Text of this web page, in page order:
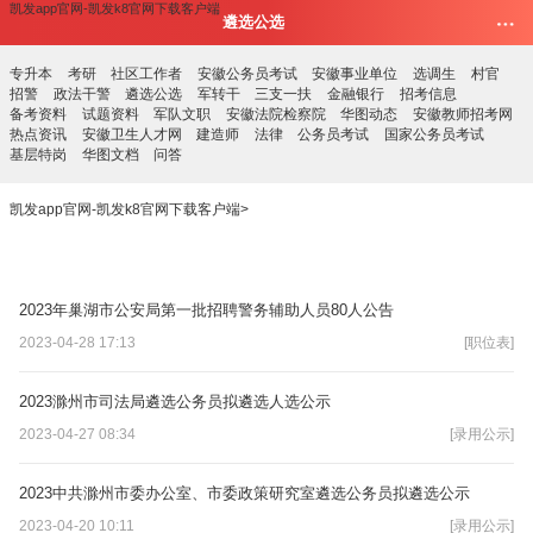
凯发app官网-凯发k8官网下载客户端
遴选公选
专升本 考研 社区工作者 安徽公务员考试 安徽事业单位 选调生
村官
招警
政法干警 遴选公选 军转干 三支一扶 金融银行
招考信息
备考资料
试题资料 军队文职 安徽法院检察院 华图动态
安徽教师招考网
热点资讯
安徽卫生人才网 建造师 法律 公务员考试
国家公务员考试
基层特岗
华图文档 问答
凯发app官网-凯发k8官网下载客户端>
2023年巢湖市公安局第一批招聘警务辅助人员80人公告
2023-04-28 17:13 [职位表]
2023滁州市司法局遴选公务员拟遴选人选公示
2023-04-27 08:34 [录用公示]
2023中共滁州市委办公室、市委政策研究室遴选公务员拟遴选公示
2023-04-20 10:11 [录用公示]